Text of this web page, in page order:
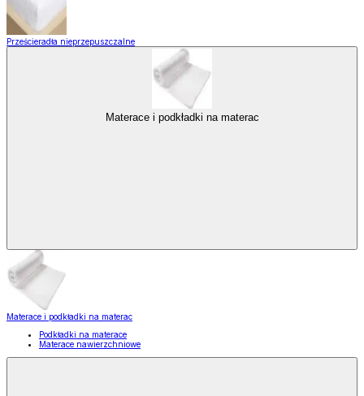
Prześcieradła nieprzepuszczalne
Materace i podkładki na materac
Materace i podkładki na materac
Podkładki na materace
Materace nawierzchniowe